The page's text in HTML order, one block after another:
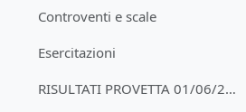
Controventi e scale
Esercitazioni
RISULTATI PROVETTA 01/06/2020